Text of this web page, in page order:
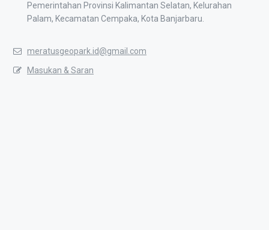
Pemerintahan Provinsi Kalimantan Selatan, Kelurahan
Palam, Kecamatan Cempaka, Kota Banjarbaru.
meratusgeopark.id@gmail.com
Masukan & Saran